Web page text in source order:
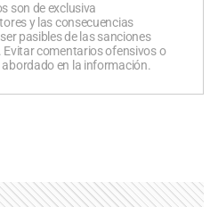
son de exclusiva
y las consecuencias
pasibles de las sanciones
Evitar comentarios ofensivos o
en la información.